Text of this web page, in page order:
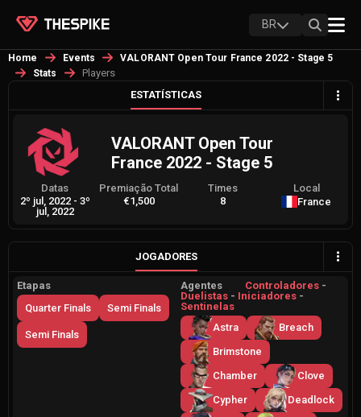
BR
Home Events
VALORANT Open Tour France 2022 - Stage 5
Stats
Players
ESTATÍSTICAS
VALORANT Open Tour
France 2022 - Stage 5
Datas
2º jul, 2022 - 3º
jul, 2022
Premiação Total
€1,500
Times
8
Local
France
JOGADORES
Etapas
Quarter Finals
Semi Finals
Semi Finals
Agentes Controladores -
Duelistas - Iniciadores -
Sentinelas
Astra
Breach
Brimstone
Chamber
Clove
Cypher
Deadlock